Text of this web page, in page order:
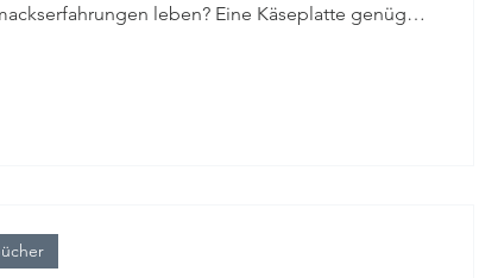
leben? Eine Käseplatte genügt